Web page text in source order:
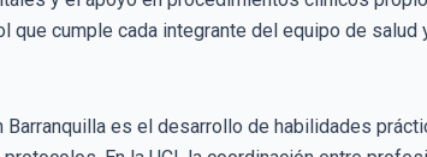
que cumple cada integrante del equipo de
es el desarrollo de habilidades